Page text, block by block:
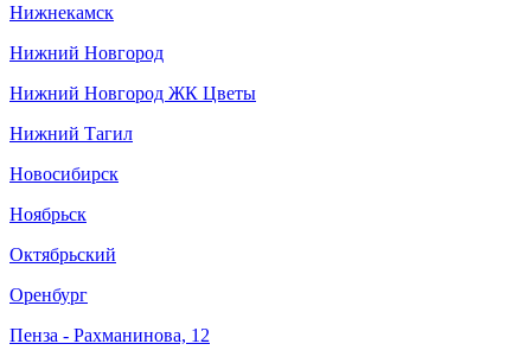
Нижнекамск
Нижний Новгород
Нижний Новгород ЖК Цветы
Нижний Тагил
Новосибирск
Ноябрьск
Октябрьский
Оренбург
Пенза - Рахманинова, 12